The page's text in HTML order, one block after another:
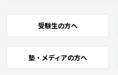
受験生の方へ
塾・メディアの方へ